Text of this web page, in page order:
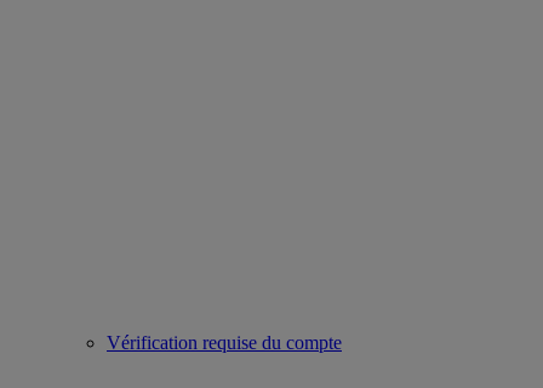
Vérification requise du compte